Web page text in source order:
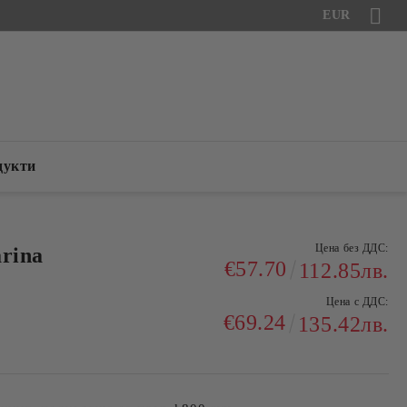
EUR
Цена без ДДС:
€57.70 112.85лв.
Цена с ДДС:
€69.24 135.42лв.